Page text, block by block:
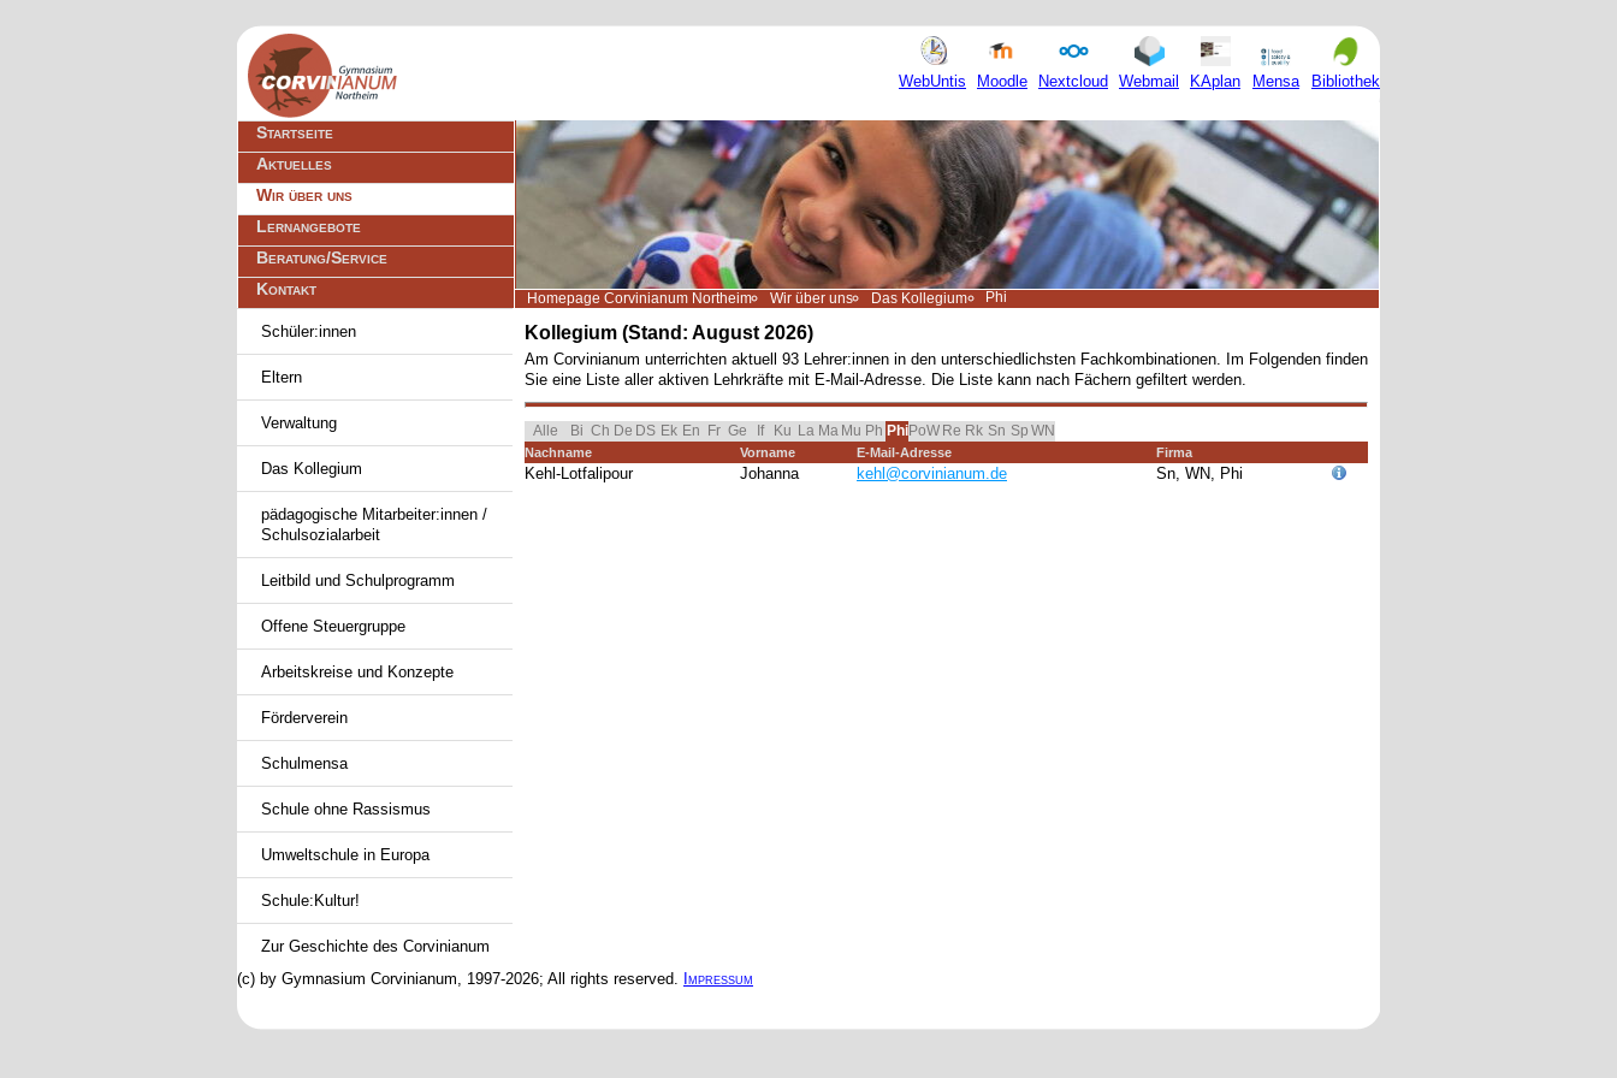
WebUntis Moodle Nextcloud Webmail KAplan Mensa Bibliothek
Navigation
überspringen
Startseite
Aktuelles
Wir über uns
Lernangebote
Beratung/Service
Kontakt
Homepage Corvinianum Northeim Wir über uns Das Kollegium Phi
Kollegium (Stand: August 2026)
Am Corvinianum unterrichten aktuell 93 Lehrer:innen in den unterschiedlichsten Fachkombinationen. Im Folgenden finden
Sie eine Liste aller aktiven Lehrkräfte mit E-Mail-Adresse. Die Liste kann nach Fächern gefiltert werden.
Navigation überspringen
Alle Bi Ch De DS Ek En Fr Ge If Ku La Ma Mu Ph PhiPoW Re Rk Sn Sp WN
Nachname Vorname E-Mail-Adresse Firma
Kehl-Lotfalipour Johanna kehl@corvinianum.de Sn, WN, Phi
überspringen
Schüler:innen
Eltern
Verwaltung
Das Kollegium
pädagogische Mitarbeiter:innen /
Schulsozialarbeit
Leitbild und Schulprogramm
Offene Steuergruppe
Arbeitskreise und Konzepte
Förderverein
Schulmensa
Schule ohne Rassismus
Umweltschule in Europa
Schule:Kultur!
Zur Geschichte des Corvinianum
(c) by Gymnasium Corvinianum, 1997-2026; All rights reserved. Impressum